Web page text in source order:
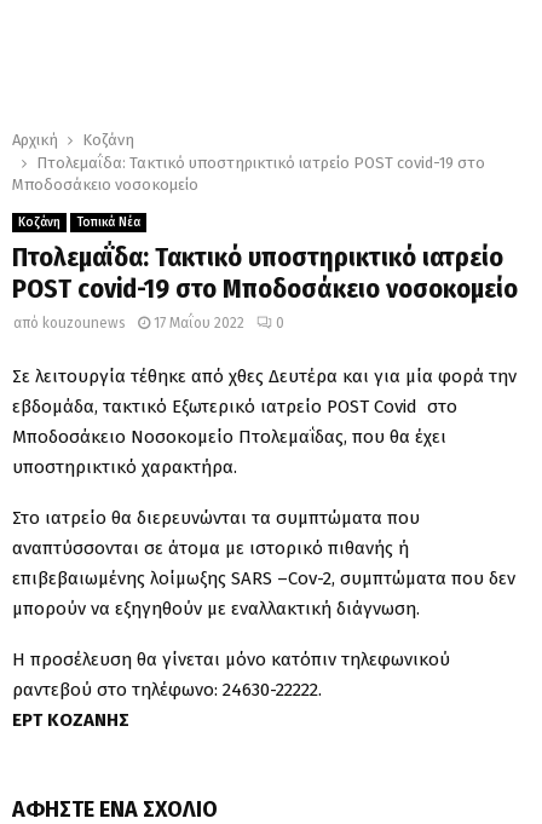
Αρχική
Κοζάνη
Πτολεμαΐδα: Τακτικό υποστηρικτικό ιατρείο POST covid-19 στο
Μποδοσάκειο νοσοκομείο
Κοζάνη Τοπικά Νέα
Πτολεμαΐδα: Τακτικό υποστηρικτικό ιατρείο
POST covid-19 στο Μποδοσάκειο νοσοκομείο
από kouzounews 17 Μαΐου 2022 0
Σε λειτουργία τέθηκε από χθες Δευτέρα και για μία φορά την
εβδομάδα, τακτικό Εξωτερικό ιατρείο ΡOST Covid στο
Μποδοσάκειο Νοσοκομείο Πτολεμαΐδας, που θα έχει
υποστηρικτικό χαρακτήρα.
Στο ιατρείο θα διερευνώνται τα συμπτώματα που
αναπτύσσονται σε άτομα με ιστορικό πιθανής ή
επιβεβαιωμένης λοίμωξης SARS –Cov-2, συμπτώματα που δεν
μπορούν να εξηγηθούν με εναλλακτική διάγνωση.
Η προσέλευση θα γίνεται μόνο κατόπιν τηλεφωνικού
ραντεβού στο τηλέφωνο: 24630-22222.
ΕΡΤ ΚΟΖΑΝΗΣ
ΑΦΉΣΤΕ ΈΝΑ ΣΧΌΛΙΟ